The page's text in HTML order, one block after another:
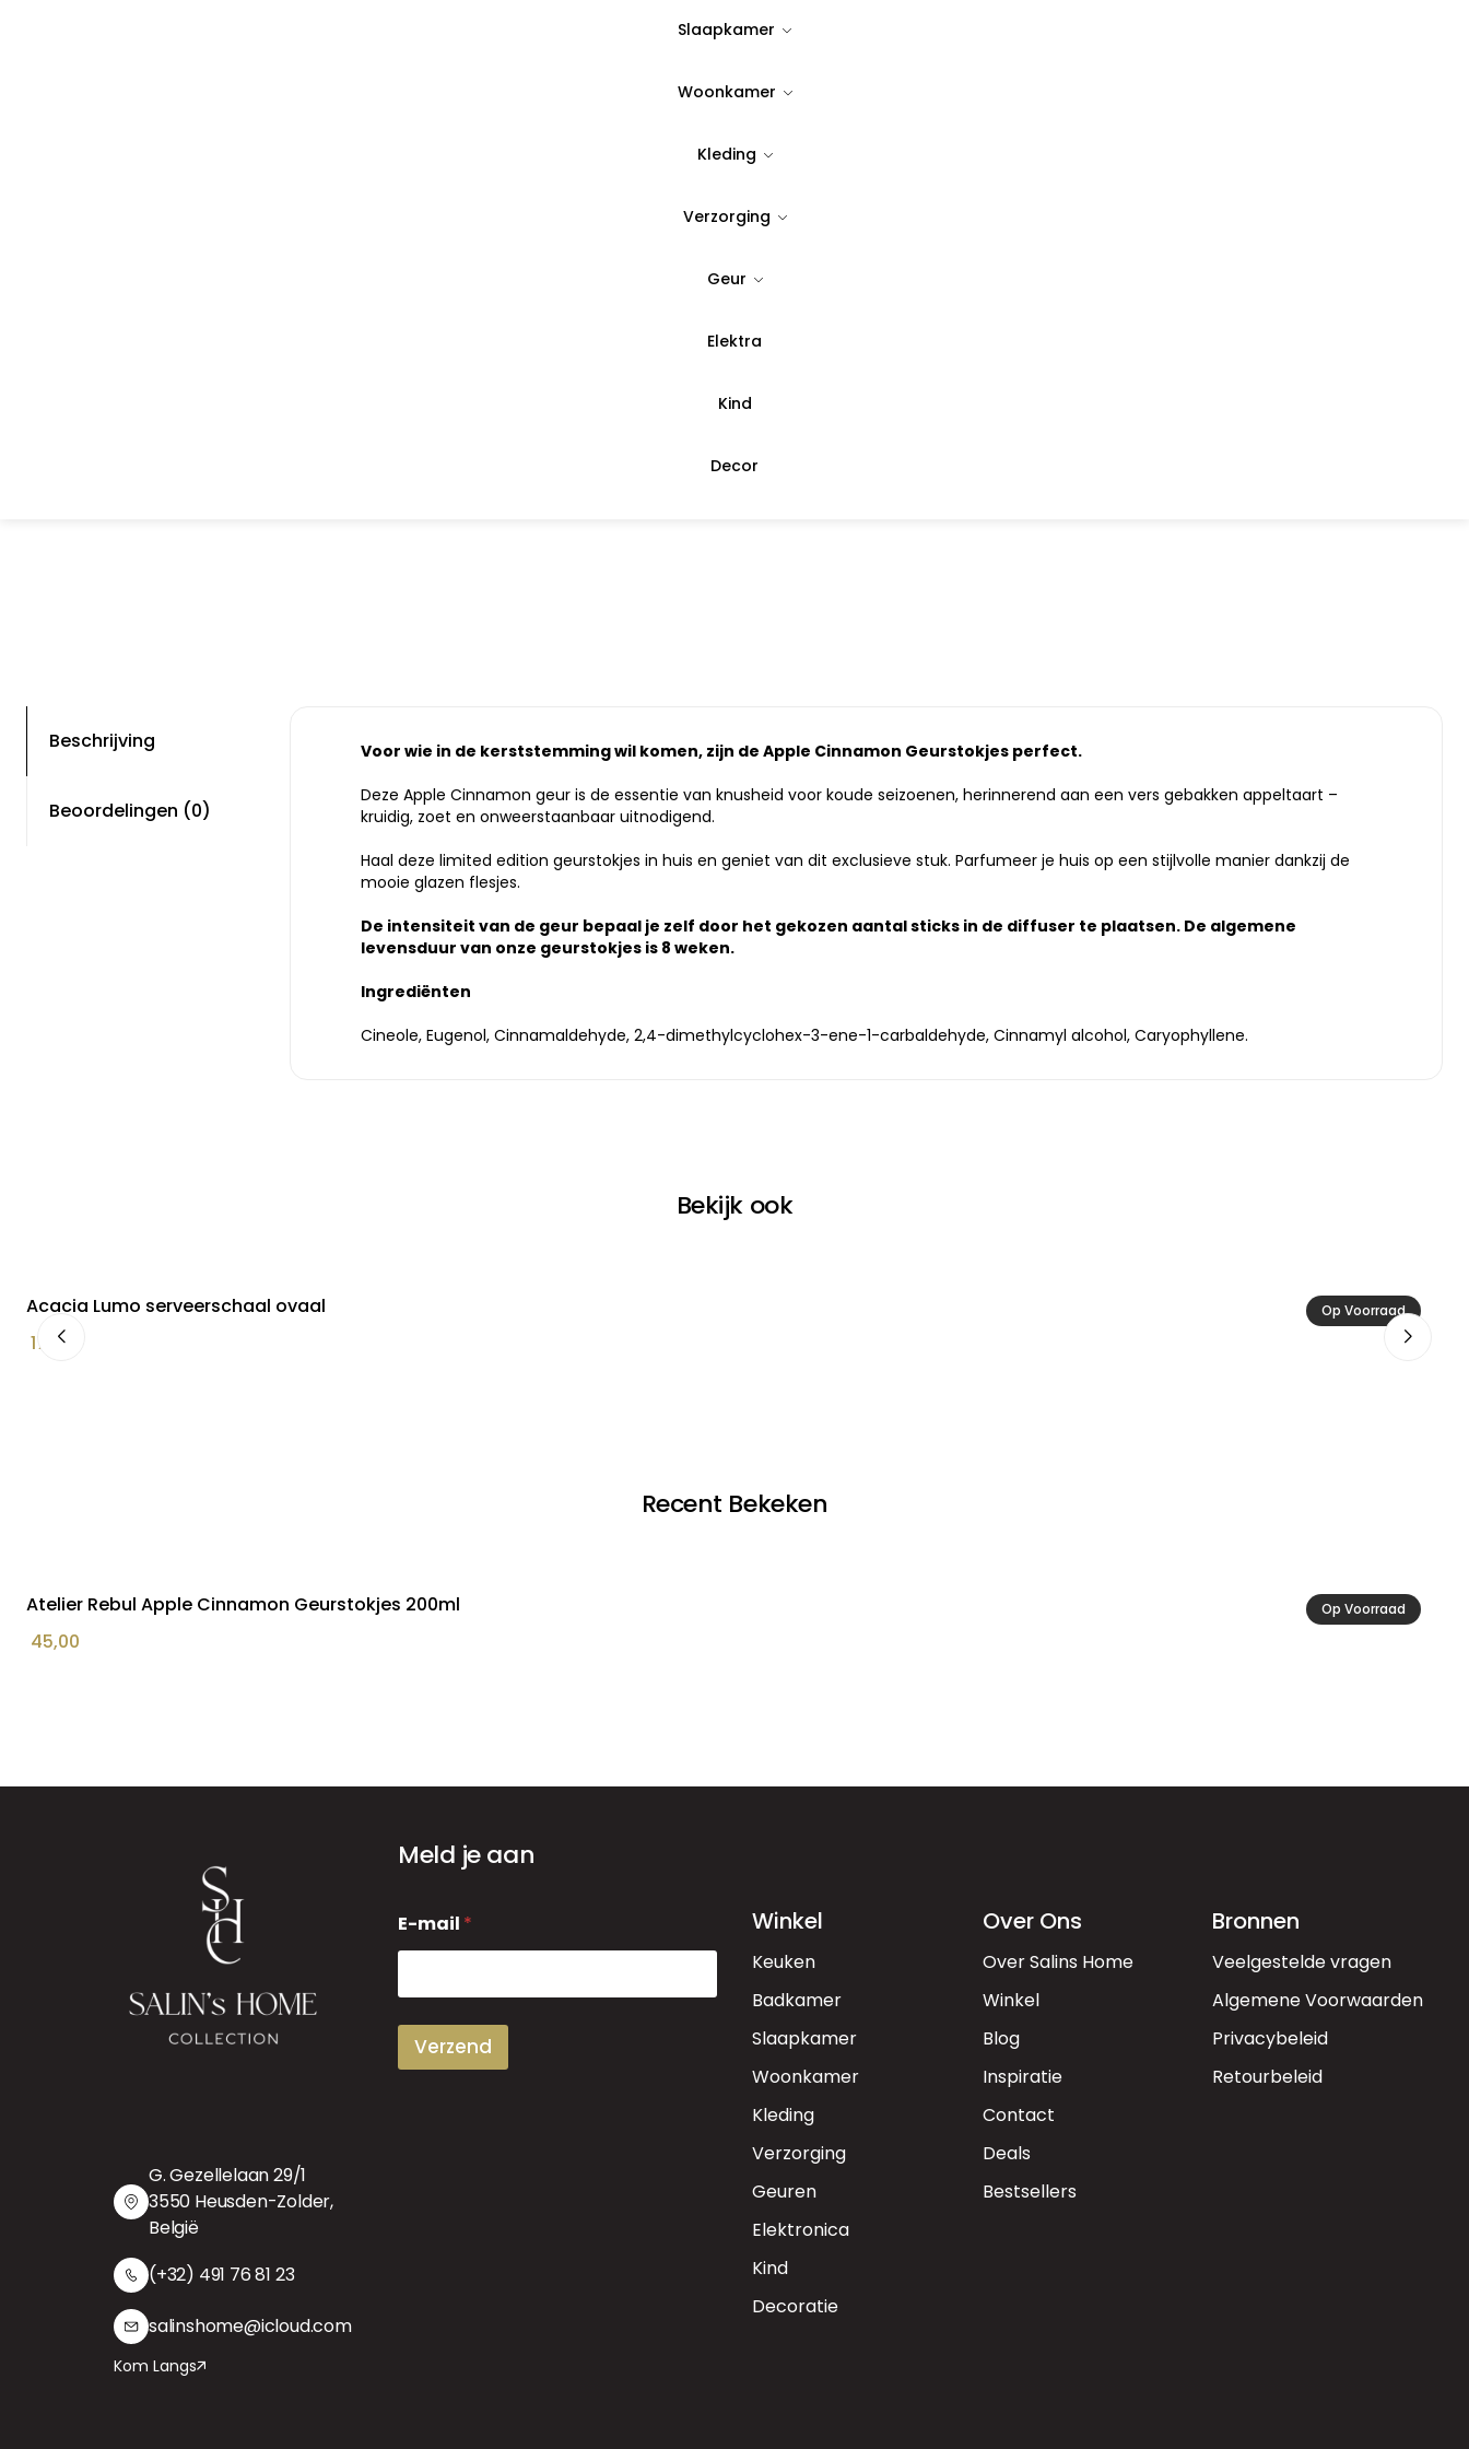
Slaapkamer
Woonkamer
Kleding
Verzorging
Geur
Elektra
Kind
Decor
45,00
Quantity:
Beschrijving
Beoordelingen (0)
Voor wie in de kerststemming wil komen, zijn de Apple Cinnamon Geurstokjes perfect.
Deze Apple Cinnamon geur is de essentie van knusheid voor koude seizoenen, herinnerend aan een vers gebakken appeltaart –
kruidig, zoet en onweerstaanbaar uitnodigend.
Haal deze limited edition geurstokjes in huis en geniet van dit exclusieve stuk. Parfumeer je huis op een stijlvolle manier dankzij de
mooie glazen flesjes.
De intensiteit van de geur bepaal je zelf door het gekozen aantal sticks in de diffuser te plaatsen. De algemene
levensduur van onze geurstokjes is 8 weken.
Ingrediënten
Cineole, Eugenol, Cinnamaldehyde, 2,4-dimethylcyclohex-3-ene-1-carbaldehyde, Cinnamyl alcohol, Caryophyllene.
Bekijk ook
Op Voorraad
Acacia Lumo serveerschaal ovaal
17,90
Recent Bekeken
Op Voorraad
Atelier Rebul Apple Cinnamon Geurstokjes 200ml
45,00
G. Gezellelaan 29/1
3550 Heusden-Zolder,
België
(+32) 491 76 81 23
salinshome@icloud.com
Kom Langs
Meld je aan
-
m
i
E-mail *
Verzend
Winkel
Keuken
Badkamer
Slaapkamer
Woonkamer
Kleding
Verzorging
Geuren
Elektronica
Kind
Decoratie
Over Ons
Over Salins Home
Winkel
Blog
Inspiratie
Contact
Deals
Bestsellers
Bronnen
Veelgestelde vragen
Algemene Voorwaarden
Privacybeleid
Retourbeleid